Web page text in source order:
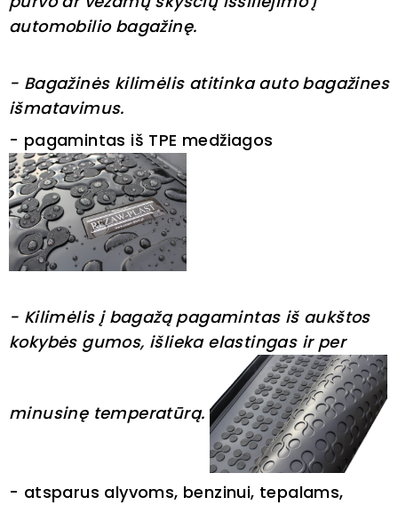
automobilio bagažinę.
- Bagažinės kilimėlis atitinka auto bagažines
išmatavimus.
- pagamintas iš TPE medžiagos
- Kilimėlis į bagažą pagamintas iš aukštos
kokybės gumos, išlieka elastingas ir per
minusinę temperatūrą.
- atsparus alyvoms, benzinui, tepalams,